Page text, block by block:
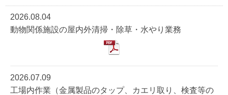
2026.08.04
動物関係施設の屋内外清掃・除草・水やり業務
2026.07.09
工場内作業（金属製品のタップ、カエリ取り、検査等の